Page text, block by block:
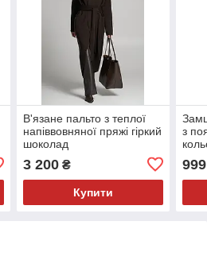
В'язане пальто з теплої
напіввовняної пряжі гіркий
шоколад
3 200₴
Купити
з
999